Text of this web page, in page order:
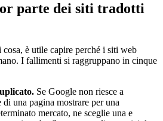
parte dei siti tradotti
è utile capire perché i siti web
I fallimenti si raggruppano in cinque
Se Google non riesce a
una pagina mostrare per una
mercato, ne sceglie una e